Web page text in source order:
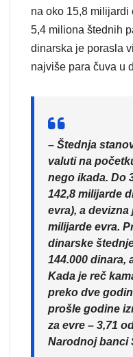
na oko 15,8 milijardi
5,4 miliona štednih
dinarska je porasla
najviše para čuva u
– Štednja
valuti na
nego ikada. Do
142,8 milijarde
evra), a devizna
milijarde evra.
dinarske
144.000 dinara,
Kada je reč
preko dve
prošle godine
za evre – 3,71
Narodnoj banci